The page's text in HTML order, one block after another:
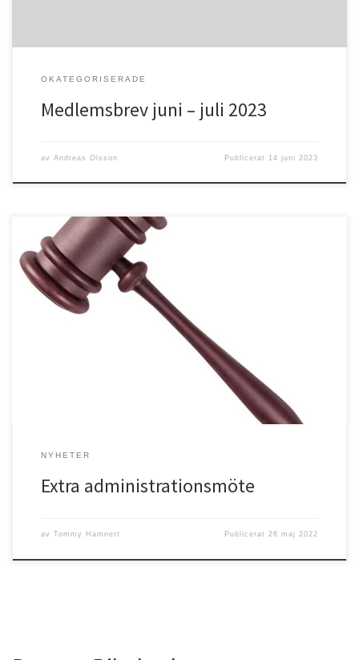
OKATEGORISERADE
Medlemsbrev juni – juli 2023
av Andreas Olsson Publicerat 14 juni 2023
Härmed kallas du som är medlem i Filadelfiaförsamlingen i Högsby
till ett extra administrationsmöte gällande stadgeändringar.
NYHETER
Extra administrationsmöte
av Tommy Hamnert Publicerat26 maj 2022